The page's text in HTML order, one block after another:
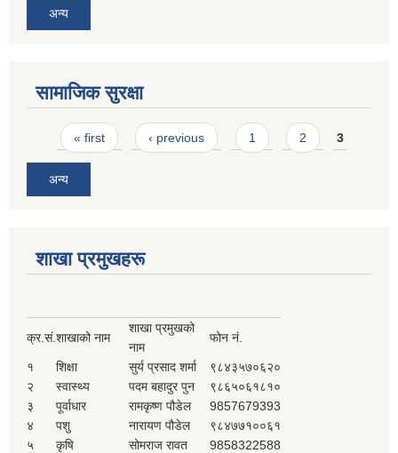
अन्य
सामाजिक सुरक्षा
Pages
« first ‹ previous 1 2 3
अन्य
शाखा प्रमुखहरू
क्र.सं.शाखाको नाम
शाखा प्रमुखको
नाम
फोन नं.
१ शिक्षा सुर्य प्रसाद शर्मा
९८४३५७०६२०
२
स्वास्थ्य पदम बहादुर पुन
९८६५०६१८१०
३
पूर्वाधार रामकृष्ण पौडेल
9857679393
४
पशु नारायण पौडेल
९८४७७१००६१
५
कृषि सोमराज रावत
9858322588